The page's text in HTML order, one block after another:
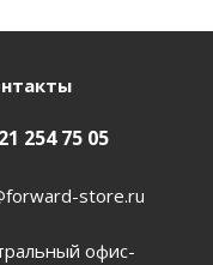
254 75 05
store.ru
офис-